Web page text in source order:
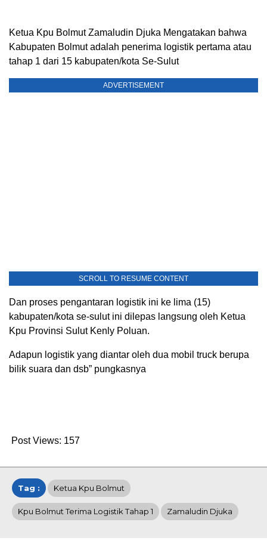
Ketua Kpu Bolmut Zamaludin Djuka Mengatakan bahwa
Kabupaten Bolmut adalah penerima logistik pertama atau
tahap 1 dari 15 kabupaten/kota Se-Sulut
ADVERTISEMENT
SCROLL TO RESUME CONTENT
Dan proses pengantaran logistik ini ke lima (15)
kabupaten/kota se-sulut ini dilepas langsung oleh Ketua
Kpu Provinsi Sulut Kenly Poluan.
Adapun logistik yang diantar oleh dua mobil truck berupa
bilik suara dan dsb” pungkasnya
Post Views: 157
Tag : Ketua Kpu Bolmut
Kpu Bolmut Terima Logistik Tahap 1 Zamaludin Djuka